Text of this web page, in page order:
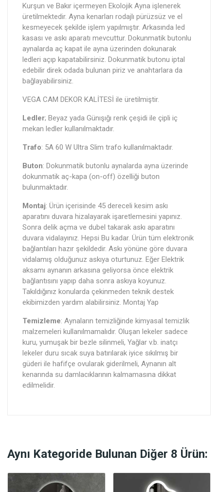
Kurşun ve Bakır içermeyen Ekolojik Ayna işlenerek
üretilmektedir. Ayna kenarları rodajlı pürüzsüz ve el
kesmeyecek şekilde işlem yapılmıştır. Arkasında led
kasası ve askı aparatı mevcuttur. Dokunmatik butonlu
aynalarda aç kapat ile ayna üzerinden dokunarak
ledleri açıp kapatabilirsiniz. Dokunmatik butonu iptal
edebilir direk odada bulunan piriz ve anahtarlara da
bağlayabilirsiniz.
VEGA CAM DEKOR KALİTESİ ile üretilmiştir.
Ledler; Beyaz yada Günışığı renk çeşidi ile çipli iç
mekan ledler kullanılmaktadır.
Trafo: 5A 60 W Ultra Slim trafo kullanılmaktadır.
Buton: Dokunmatik butonlu aynalarda ayna üzerinde
dokunmatik aç-kapa (on-off) özelliği buton
bulunmaktadır.
Montaj: Ürün içerisinde 45 dereceli kesim askı
aparatını duvara hizalayarak işaretlemesini yapınız.
Sonra delik açma ve dubel takarak askı aparatını
duvara vidalayınız. Hepsi Bu kadar. Ürün tüm elektronik
bağlantıları hazır şekildedir. Askı yönüne göre duvara
vidalamış olduğunuz askıya oturtunuz. Eğer Elektrik
aksamı aynanın arkasına geliyorsa önce elektrik
bağlantısını yapıp daha sonra askıya koyunuz.
Takıldığınız konularda çekinmeden teknik destek
ekibimizden yardım alabilirsiniz. Montaj Yap
Temizleme: Aynaların temizliğinde kimyasal temizlik
malzemeleri kullanılmamalıdır. Oluşan lekeler sadece
kuru, yumuşak bir bezle silinmeli, Yağlar v.b. inatçı
lekeler duru sıcak suya batırılarak iyice sıkılmış bir
güderi ile hafifçe ovularak giderilmeli, Aynanın alt
kenarında su damlacıklarının kalmamasına dikkat
edilmelidir.
Aynı Kategoride Bulunan Diğer 8 Ürün: